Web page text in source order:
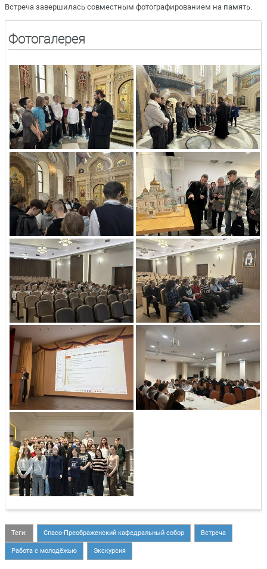
Встреча завершилась совместным фотографированием на память.
Фотогалерея
Теги: Спасо-Преображенский кафедральный собор Встреча
Работа с молодёжью Экскурсия